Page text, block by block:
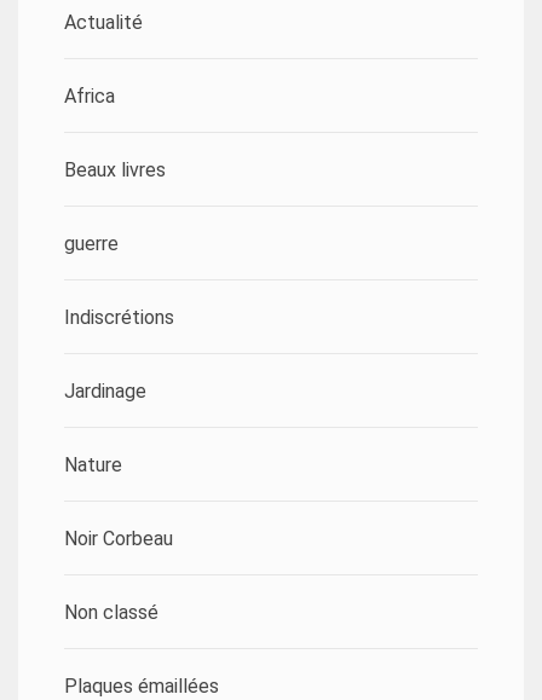
Actualité
Africa
Beaux livres
guerre
Indiscrétions
Jardinage
Nature
Noir Corbeau
Non classé
Plaques émaillées